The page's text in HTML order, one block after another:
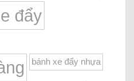
đẩy
bánh xe đẩy nhựa